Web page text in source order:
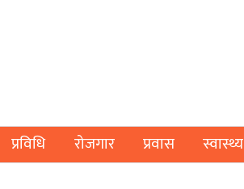
प्रविधि रोजगार प्रवास स्वास्थ्य